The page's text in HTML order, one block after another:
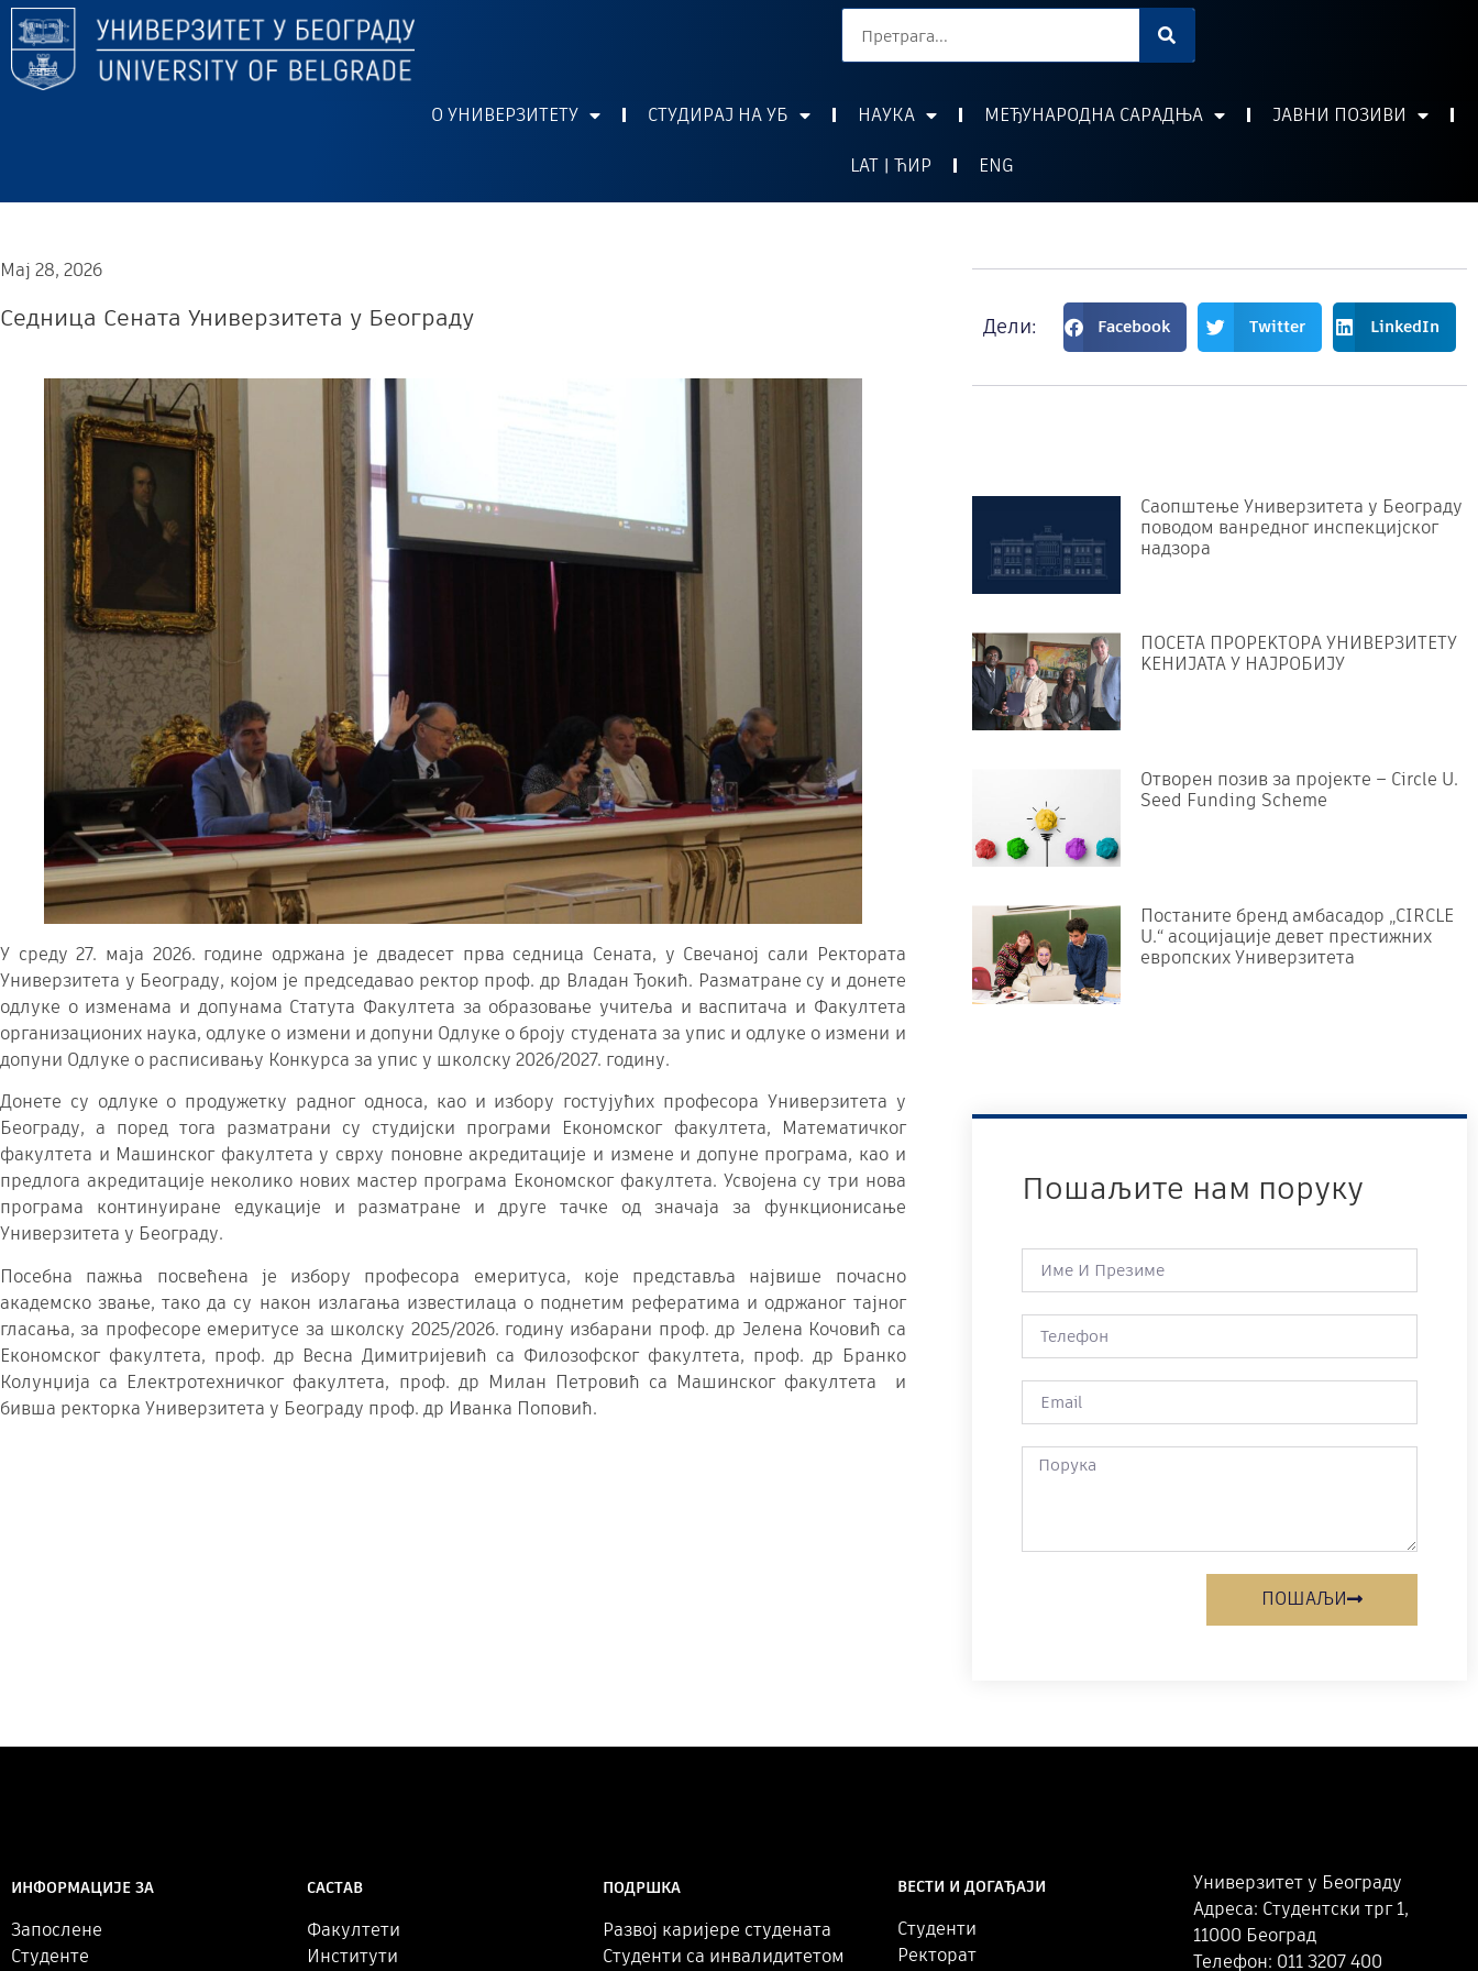
О УНИВЕРЗИТЕТУ СТУДИРАЈ НА УБ НАУКА МЕЂУНАРОДНА САРАДЊА
ЈАВНИ ПОЗИВИ
LAT | ЋИР
ENG
Мај 28, 2026
Седница Сената Универзитета у Београду
У среду 27. маја 2026. године одржана је двадесет прва седница Сената, у Свечаној сали Ректората
Универзитета у Београду, којом је председавао ректор проф. др Владан Ђокић. Разматране су и донете
одлуке о изменама и допунама Статута Факултета за образовање учитеља и васпитача и Факултета
организационих наука, одлуке о измени и допуни Одлуке о броју студената за упис и одлуке о измени и
допуни Одлуке о расписивању Конкурса за упис у школску 2026/2027. годину.
Донете су одлуке о продужетку радног односа, као и избору гостујућих професора Универзитета у
Београду, а поред тога разматрани су студијски програми Економског факултета, Математичког
факултета и Машинског факултета у сврху поновне акредитације и измене и допуне програма, као и
предлога акредитације неколико нових мастер програма Економског факултета. Усвојена су три нова
програма континуиране едукације и разматране и друге тачке од значаја за функционисање
Универзитета у Београду.
Посебна пажња посвећена је избору професора емеритуса, које представља највише почасно
академско звање, тако да су након излагања известилаца о поднетим рефератима и одржаног тајног
гласања, за професоре емеритусе за школску 2025/2026. годину избарани проф. др Јелена Кочовић са
Економског факултета, проф. др Весна Димитријевић са Филозофског факултета, проф. др Бранко
Колунџија са Електротехничког факултета, проф. др Милан Петровић са Машинског факултета и
бивша ректорка Универзитета у Београду проф. др Иванка Поповић.
Дели: Facebook Twitter LinkedIn
Саопштење Универзитета у Београду
поводом ванредног инспекцијског
надзора
ПОСЕТА ПРОРЕKТОРА УНИВЕРЗИТЕТУ
KЕНИЈАТА У НАЈРОБИЈУ
Отворен позив за пројекте – Circle U.
Seed Funding Scheme
Постаните бренд амбасадор „CIRCLE
U.“ асоцијације девет престижних
европских Универзитета
Пошаљите нам поруку
ПОШАЉИ
ИНФОРМАЦИЈЕ ЗА
Запослене
Студенте
САСТАВ
Факултети
Институти
ПОДРШКА
Развој каријере студената
Студенти са инвалидитетом
ВЕСТИ И ДОГАЂАЈИ
Студенти
Ректорат
Универзитет у Београду
Адреса: Студентски трг 1,
11000 Београд
Телефон: 011 3207 400